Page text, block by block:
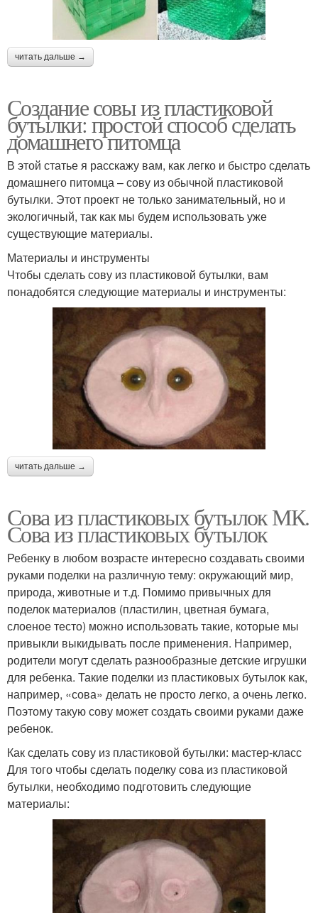
читать дальше →
Создание совы из пластиковой
бутылки: простой способ сделать
домашнего питомца
В этой статье я расскажу вам, как легко и быстро сделать
домашнего питомца – сову из обычной пластиковой
бутылки. Этот проект не только занимательный, но и
экологичный, так как мы будем использовать уже
существующие материалы.
Материалы и инструменты
Чтобы сделать сову из пластиковой бутылки, вам
понадобятся следующие материалы и инструменты:
читать дальше →
Сова из пластиковых бутылок МК.
Сова из пластиковых бутылок
Ребенку в любом возрасте интересно создавать своими
руками поделки на различную тему: окружающий мир,
природа, животные и т.д. Помимо привычных для
поделок материалов (пластилин, цветная бумага,
слоеное тесто) можно использовать такие, которые мы
привыкли выкидывать после применения. Например,
родители могут сделать разнообразные детские игрушки
для ребенка. Такие поделки из пластиковых бутылок как,
например, «сова» делать не просто легко, а очень легко.
Поэтому такую сову может создать своими руками даже
ребенок.
Как сделать сову из пластиковой бутылки: мастер-класс
Для того чтобы сделать поделку сова из пластиковой
бутылки, необходимо подготовить следующие
материалы: